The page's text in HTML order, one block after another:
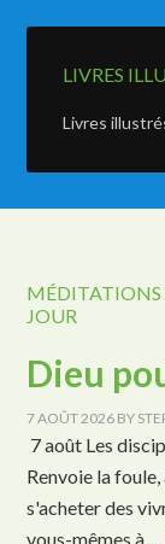
LIVRES
Livres
MÉDITATIONS
JOUR
Dieu
7 AOÛT 2026 BY
7 août Les
Renvoie la
s'acheter des
vous-mêmes à